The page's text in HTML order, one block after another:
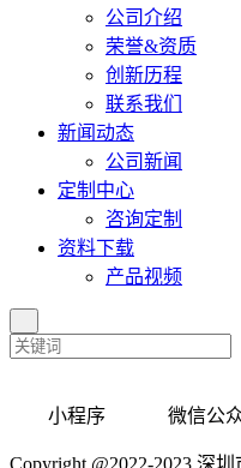
公司介绍
荣誉&资质
创新历程
联系我们
新闻动态
公司新闻
定制中心
咨询定制
资料下载
产品视频
小程序 微信公众
Copyright @2022-2023 深